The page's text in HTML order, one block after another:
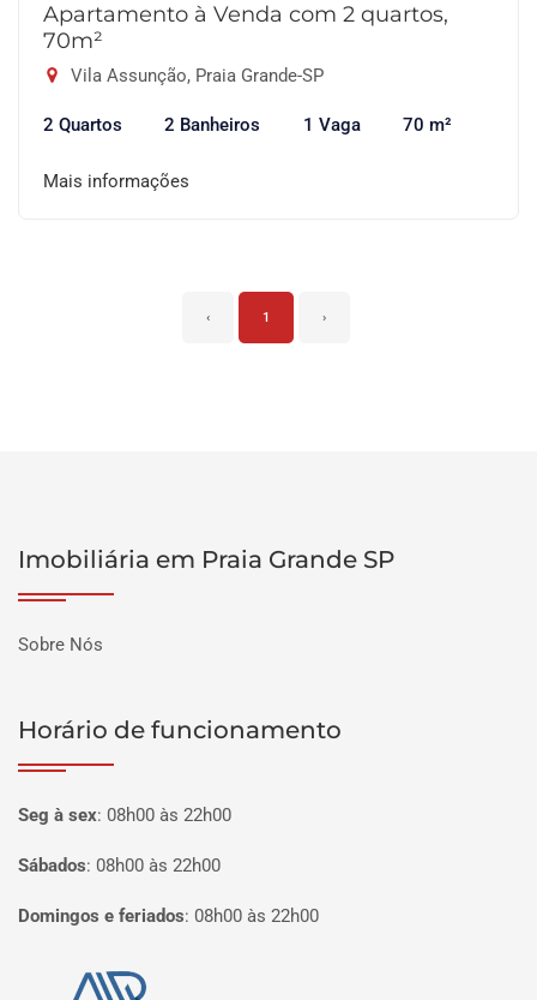
Apartamento à Venda com 2 quartos,
70m²
Vila Assunção, Praia Grande-SP
2 Quartos 2 Banheiros 1 Vaga 70 m²
Mais informações
‹ 1 ›
Imobiliária em Praia Grande SP
Sobre Nós
Horário de funcionamento
Seg à sex: 08h00 às 22h00
Sábados: 08h00 às 22h00
Domingos e feriados: 08h00 às 22h00
Página inicial